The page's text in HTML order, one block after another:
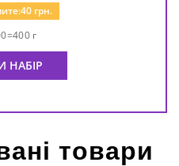
40 грн.
г
НАБІР
товари